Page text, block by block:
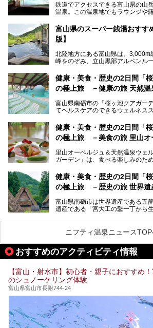
鉄道でアクセスできる富山県の山
温泉。この温泉地でもラウンジや
の「黒部・宇奈月温泉 やまのは」
自慢の眺望、温泉、居心地の良い
ます。日常から少し離れて、山懐
方にぴったりの温泉です。冬なら
───
提供元：オリックス・ホテルマネ
この記事は黒部・宇奈月温泉 やま
富山県のスーパー銭湯おすす
版】
北陸地方にある富山県は、3,000m
峰をのぞみ、立山黒部アルペンル
の（新鮮な）海の幸も見逃せませ
北陸新幹線が開業し、実は東京か
のいい天然温泉が豊富で、すぐに
満載ですよ。
健康・美食・歴史の2日間「
の極上旅 －健康の旅 天然温
富山県南砺市の「桜ヶ池クアガー
てヘルスケアのできるウェルネス
るので、ゆったり楽しみながら美
そんな「桜ヶ池クアガーデン」の
ートしたいと思います。
健康・美食・歴史の2日間「
の極上旅 －美食の旅 里山オ
里山オーベルジュ＆天然温泉ウェ
ガーデン」は、食べる楽しみのた
月、水はフレンチ、火、木は和食
とディナーで味わえます。オリジ
す。
そんな「桜ヶ池クアガーデン」に
たのでじっくりご紹介します！
健康・美食・歴史の2日間「
の極上旅 －歴史の旅 世界遺
富山県南砺市は世界遺産である五
遺産である「宮大工の鑿一丁から
小京都・城端と、とても魅力的な
ります。
城端の郊外に建つ里山オーベルジ
「桜ヶ池クアガーデン」に泊まっ
てみませんか？
ニフティ温泉ニュース
おすすめのアクティビティ情報
【富山・射水市】初心者・親子におすすめ
のシュノーケリング体験
富山県富山市長附744-24